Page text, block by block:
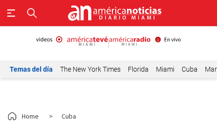
Temas del día The New York Times Florida Miami Cuba
Home > Cuba